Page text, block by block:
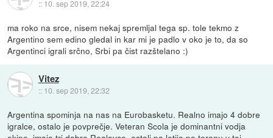
:: 10. sep 2019, 22:24
ma roko na srce, nisem nekaj spremljal tega sp. tole tekmo z
Argentino sem edino gledal in kar mi je padlo v oko je to, da so
Argentinci igrali srčno, Srbi pa čist razštelano :)
Vitez
:: 10. sep 2019, 22:32
Argentina spominja na nas na Eurobasketu. Realno imajo 4 dobre
igralce, ostalo je povprečje. Veteran Scola je dominantni vodja